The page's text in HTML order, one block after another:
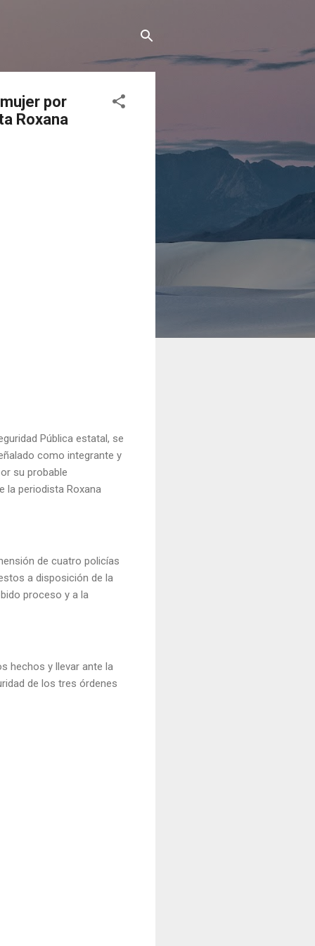
por
Roxana
Pública estatal, se
como integrante y
su probable
la periodista Roxana
de cuatro policías
a disposición de la
proceso y a la
hechos y llevar ante la
de los tres órdenes